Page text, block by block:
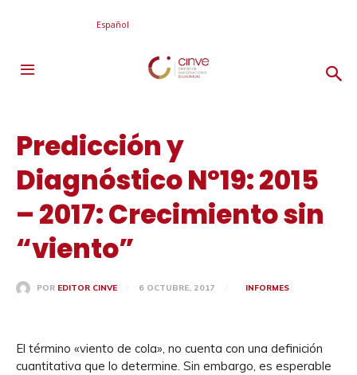
Español
Predicción y
Diagnóstico Nº19: 2015
– 2017: Crecimiento sin
“viento”
POR EDITOR CINVE 6 OCTUBRE, 2017 INFORMES
El término «viento de cola», no cuenta con una definición
cuantitativa que lo determine. Sin embargo, es esperable